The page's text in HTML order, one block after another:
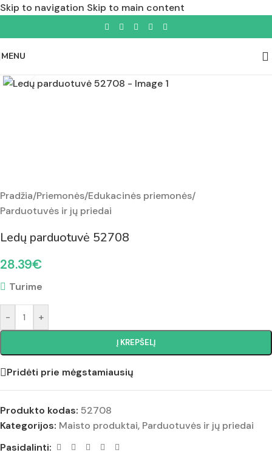
Skip to navigation Skip to main content
MENU
Pradžia/Priemonės/Edukacinės priemonės/
Parduotuvės ir jų priedai
Ledų parduotuvė 52708
28.39€
Turime
- +
Į KREPŠELĮ
Pridėti prie mėgstamiausių
Produkto kodas: 52708
Kategorijos: Maisto produktai, Parduotuvės ir jų priedai
Pasidalinti: